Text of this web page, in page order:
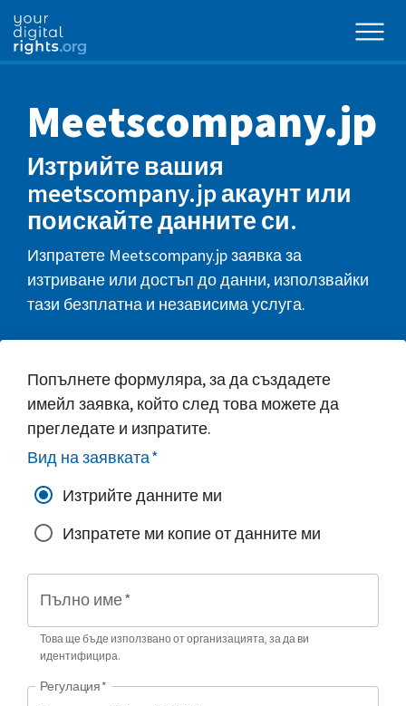
Meetscompany.jp
Изтрийте вашия
meetscompany.jp акаунт или
поискайте данните си.
Изпратете Meetscompany.jp заявка за
изтриване или достъп до данни, използвайки
тази безплатна и независима услуга.
Попълнете формуляра, за да създадете
имейл заявка, който след това можете да
прегледате и изпратите.
Вид на заявката*
Изтрийте данните ми
Изпратете ми копие от данните ми
Пълно име*
Това ще бъде използвано от организацията, за да ви
идентифицира.
Регулация*